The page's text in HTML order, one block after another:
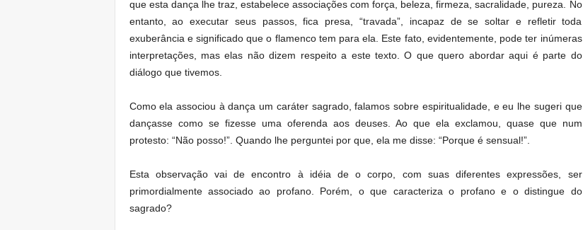
que esta dança lhe traz, estabelece associações com força, beleza, firmeza, sacralidade, pureza. No
entanto, ao executar seus passos, fica presa, “travada”, incapaz de se soltar e refletir toda
exuberância e significado que o flamenco tem para ela. Este fato, evidentemente, pode ter inúmeras
interpretações, mas elas não dizem respeito a este texto. O que quero abordar aqui é parte do
diálogo que tivemos.
Como ela associou à dança um caráter sagrado, falamos sobre espiritualidade, e eu lhe sugeri que
dançasse como se fizesse uma oferenda aos deuses. Ao que ela exclamou, quase que num
protesto: “Não posso!”. Quando lhe perguntei por que, ela me disse: “Porque é sensual!”.
Esta observação vai de encontro à idéia de o corpo, com suas diferentes expressões, ser
primordialmente associado ao profano. Porém, o que caracteriza o profano e o distingue do
sagrado?